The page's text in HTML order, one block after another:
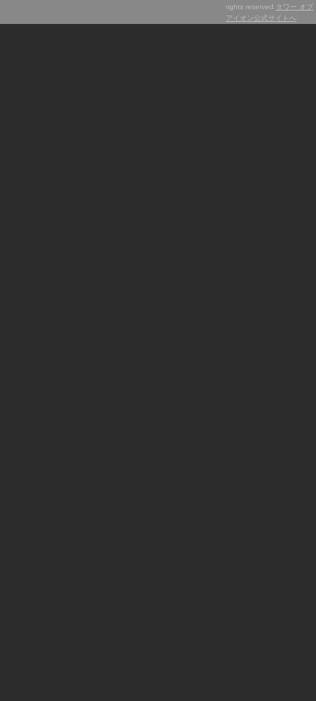
rights reserved. タワー オブ
アイオン公式サイトへ